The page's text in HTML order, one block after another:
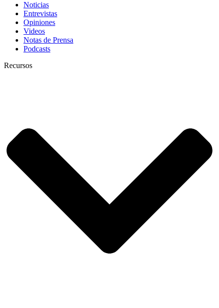
Noticias
Entrevistas
Opiniones
Videos
Notas de Prensa
Podcasts
Recursos